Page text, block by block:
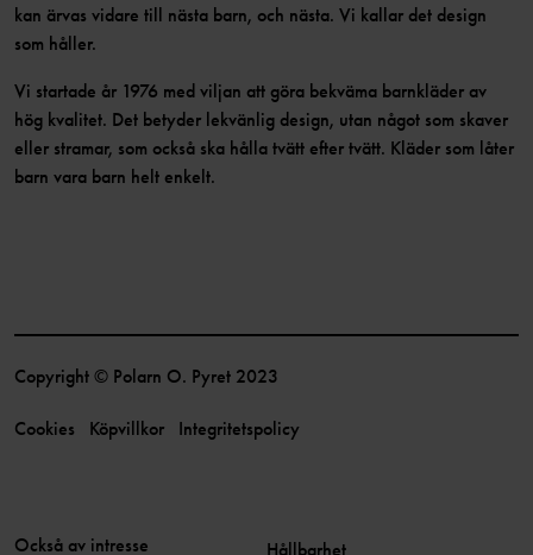
kan ärvas vidare till nästa barn, och nästa. Vi kallar det design
som håller.
Vi startade år 1976 med viljan att göra bekväma barnkläder av
hög kvalitet. Det betyder lekvänlig design, utan något som skaver
eller stramar, som också ska hålla tvätt efter tvätt. Kläder som låter
barn vara barn helt enkelt.
Copyright © Polarn O. Pyret 2023
Cookies Köpvillkor Integritetspolicy
Också av intresse Hållbarhet